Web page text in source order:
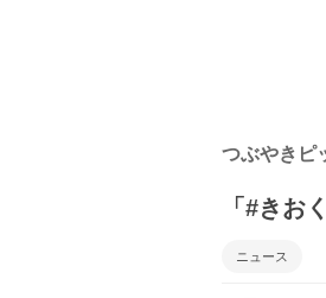
つぶやきピ
「#きお
ニュース